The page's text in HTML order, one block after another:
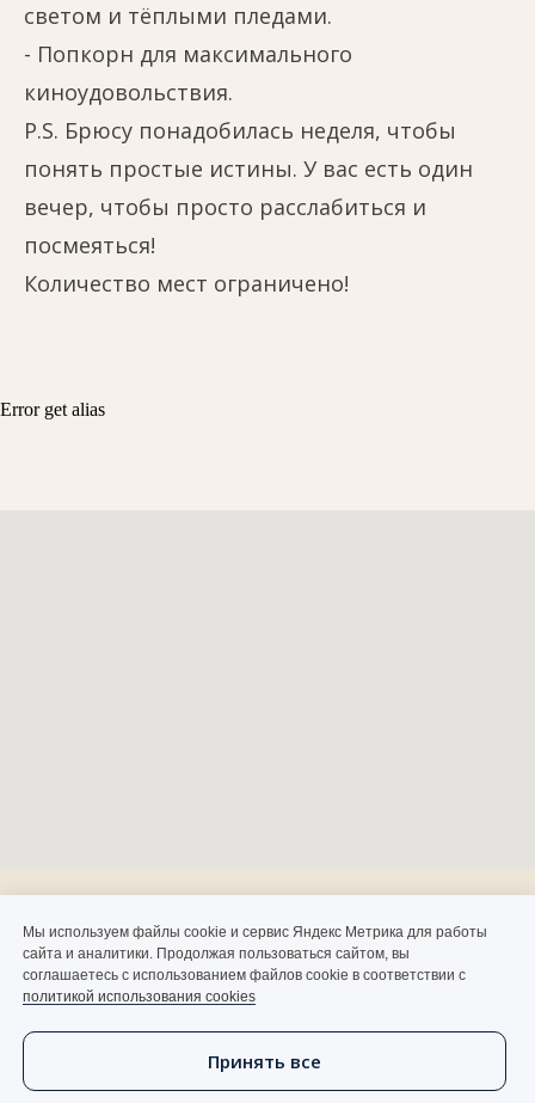
светом и тёплыми пледами.
- Попкорн для максимального
киноудовольствия.
P.S. Брюсу понадобилась неделя, чтобы
понять простые истины. У вас есть один
вечер, чтобы просто расслабиться и
посмеяться!
Количество мест ограничено!
Error get alias
Мы используем файлы cookie и сервис Яндекс Метрика для работы
сайта и аналитики. Продолжая пользоваться сайтом, вы
соглашаетесь с использованием файлов cookie в соответствии с
политикой использования cookies
Принять все
Контакты
ЗАБРОНИРОВАТЬ СТОЛ